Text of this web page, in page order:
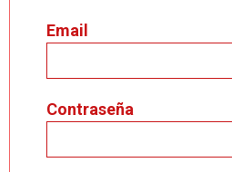
Email
Contraseña